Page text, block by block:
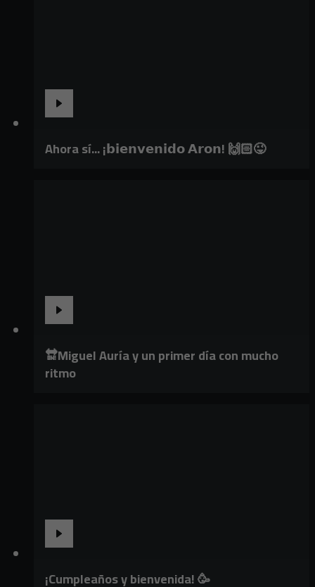
Ahora sí... ¡𝗯𝗶𝗲𝗻𝘃𝗲𝗻𝗶𝗱𝗼 𝗔𝗿𝗼𝗻! 🙌🏻😜
🔛Miguel Auría y un primer día con mucho
ritmo
¡Cumpleaños y bienvenida! 🥳